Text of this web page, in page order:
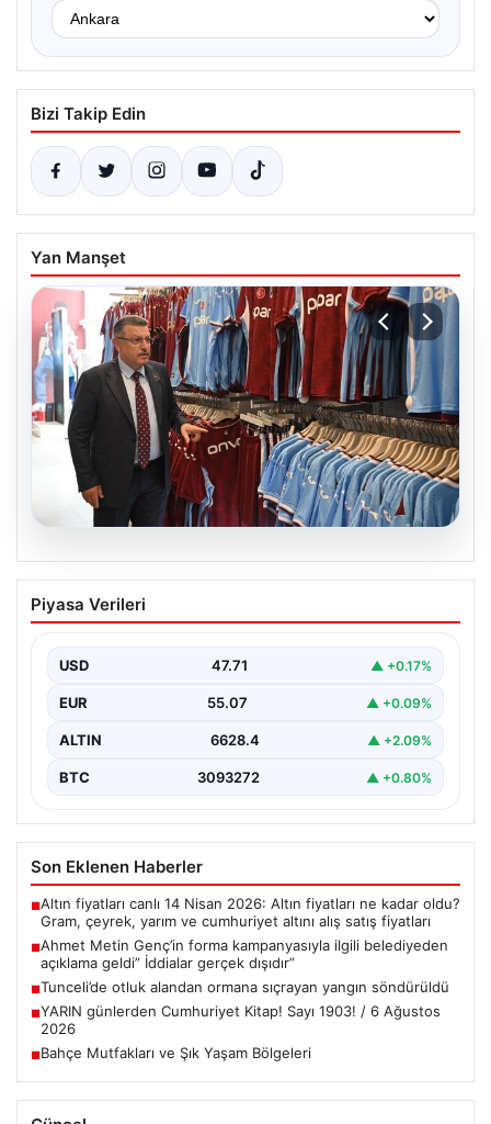
Bizi Takip Edin
Yan Manşet
06.08.2026
Ahmet Metin Genç’in forma
kampanyasıyla ilgili belediyeden
Piyasa Verileri
USD 47.71 ▲ +0.17%
EUR 55.07 ▲ +0.09%
ALTIN 6628.4 ▲ +2.09%
BTC 3093272 ▲ +0.80%
Son Eklenen Haberler
■Altın fiyatları canlı 14 Nisan 2026: Altın fiyatları ne kadar oldu?
Gram, çeyrek, yarım ve cumhuriyet altını alış satış fiyatları
■Ahmet Metin Genç’in forma kampanyasıyla ilgili belediyeden
açıklama geldi” İddialar gerçek dışıdır”
■Tunceli’de otluk alandan ormana sıçrayan yangın söndürüldü
■YARIN günlerden Cumhuriyet Kitap! Sayı 1903! / 6 Ağustos
2026
■Bahçe Mutfakları ve Şık Yaşam Bölgeleri